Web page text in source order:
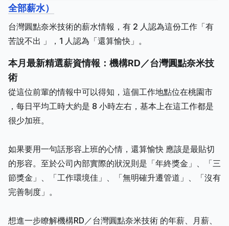
全部薪水）
台灣圓點奈米技術的薪水情報，有 2 人認為這份工作「有
苦說不出 」，1 人認為「還算愉快」。
本月最新精選薪資情報：機構RD／台灣圓點奈米技
術
從這位前輩的情報中可以得知，這個工作地點位在桃園市
，每日平均工時大約是 8 小時左右，基本上在這工作都是
很少加班。
如果要用一句話形容上班的心情，還算愉快 應該是最貼切
的形容。至於公司內部實際的狀況則是「年終獎金」、「三
節獎金」、「工作環境佳」、「無明確升遷管道」、「沒有
完善制度」。
想進一步瞭解機構RD／台灣圓點奈米技術 的年薪、月薪、